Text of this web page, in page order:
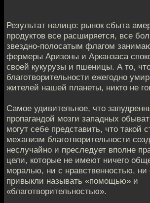
Результат налицо: рынок сбыта
продуктов все расширяется, все
звездно-полосатым флагом
фермеры Аризоны и Арканзаса
своей кукурузы и пшеницы. А то,
благотворительности ежегодно
жителей нашей планеты, никто не
Самое удивительное, что
пропагандой мозги западных
могут себе представить, что такой
механизм благотворительности
неслучайно и преследует вполне
цели, которые не имеют ничего
моралью, ни с нравственностью,
привыкли называть «помощью» и
«благотворительностью».